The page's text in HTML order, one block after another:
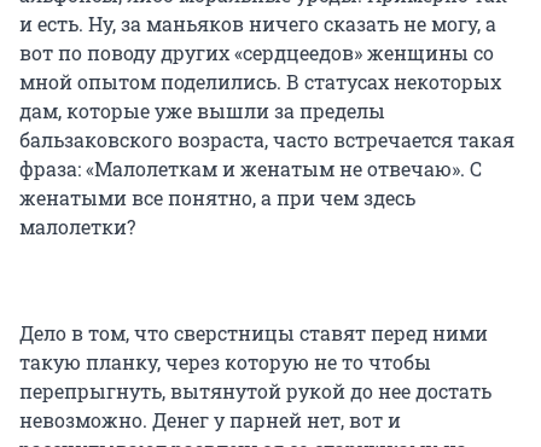
и есть. Ну, за маньяков ничего сказать не могу, а
вот по поводу других «сердцеедов» женщины со
мной опытом поделились. В статусах некоторых
дам, которые уже вышли за пределы
бальзаковского возраста, часто встречается такая
фраза: «Малолеткам и женатым не отвечаю». С
женатыми все понятно, а при чем здесь
малолетки?
Дело в том, что сверстницы ставят перед ними
такую планку, через которую не то чтобы
перепрыгнуть, вытянутой рукой до нее достать
невозможно. Денег у парней нет, вот и